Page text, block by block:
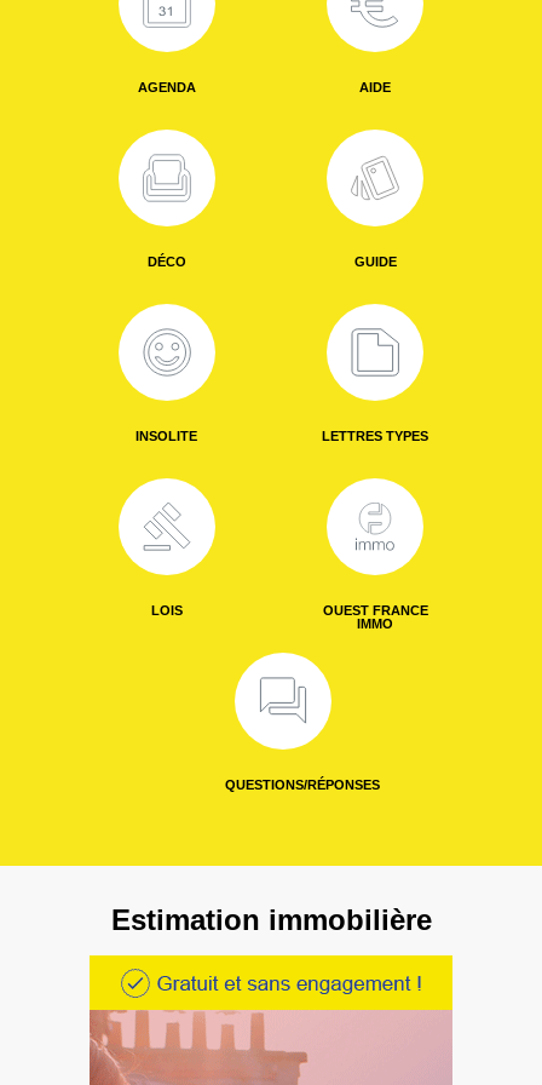
AGENDA AIDE
DÉCO GUIDE
INSOLITE LETTRES TYPES
LOIS
OUEST FRANCE
IMMO
QUESTIONS/RÉPONSES
Estimation immobilière